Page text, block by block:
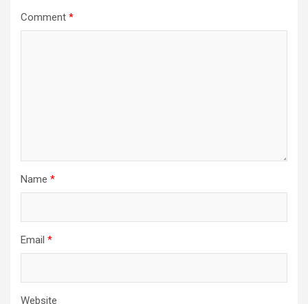
Comment *
Name *
Email *
Website